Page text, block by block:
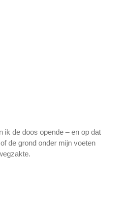
ik de doos opende – en op dat
de grond onder mijn voeten